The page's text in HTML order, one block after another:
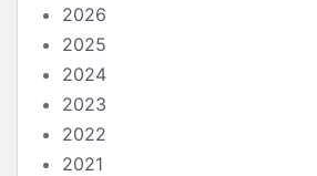
2026
2025
2024
2023
2022
2021